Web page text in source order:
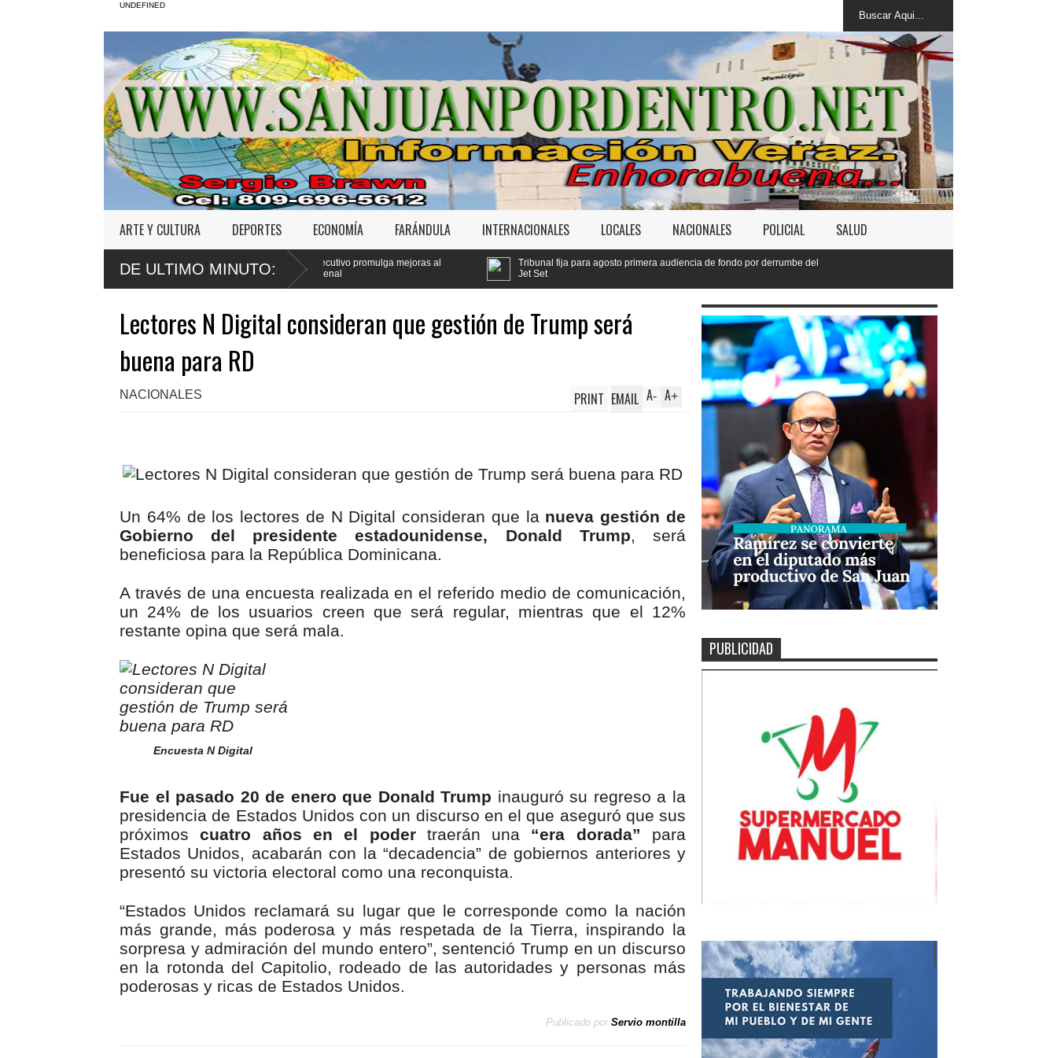
UNDEFINED
ARTE Y CULTURA DEPORTES ECONOMÍA FARÁNDULA INTERNACIONALES LOCALES NACIONALES POLICIAL SALUD
DE ULTIMO MINUTO:
Poder Ejecutivo promulga mejoras al
Código Penal
Tribunal fija para agosto primera audiencia de fondo por derrumbe del
Lectores N Digital consideran que gestión de Trump será
buena para RD
NACIONALES A+
A-
PRINT EMAIL
Un 64% de los lectores de N Digital consideran que la nueva gestión de
Gobierno del presidente estadounidense, Donald Trump, será
beneficiosa para la República Dominicana.
A través de una encuesta realizada en el referido medio de comunicación,
un 24% de los usuarios creen que será regular, mientras que el 12%
restante opina que será mala.
Encuesta N Digital
Fue el pasado 20 de enero que Donald Trump inauguró su regreso a la
presidencia de Estados Unidos con un discurso en el que aseguró que sus
próximoscuatro años en el podertraerán una “era dorada” para
Estados Unidos, acabarán con la “decadencia” de gobiernos anteriores y
presentó su victoria electoral como una reconquista.
“Estados Unidos reclamará su lugar que le corresponde como la nación
más grande, más poderosa y más respetada de la Tierra, inspirando la
sorpresa y admiración del mundo entero”, sentenció Trump en un discurso
en la rotonda del Capitolio, rodeado de las autoridades y personas más
poderosas y ricas de Estados Unidos.
Publicado por Servio montilla
PUBLICIDAD